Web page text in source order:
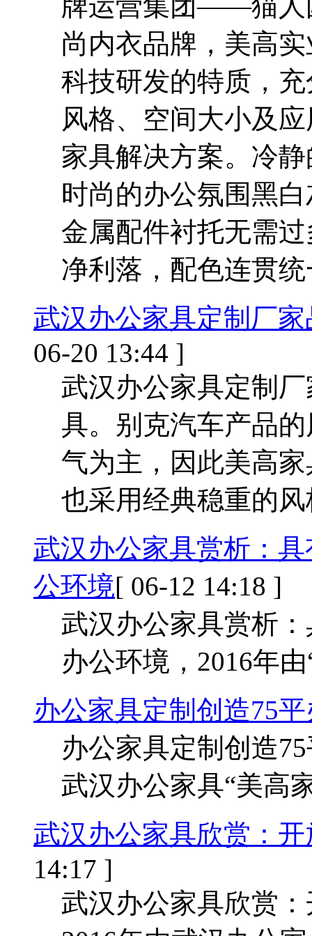
尚内衣品牌，美高
科技研发的特质，
风格、空间大小及
家具解决方案。冷
时尚的办公氛围黑
金属配件衬托无需
净利落，配色连贯
武汉办公家具定制厂
06-20 13:44 ]
武汉办公家具定制
具。别克汽车产品
气为主，因此美高
也采用经典稳重的
武汉办公家具赏析：
公环境[ 06-12 14:18 ]
武汉办公家具赏析
办公环境，2016年
办公家具定制创造75
办公家具定制创造
武汉办公家具“美高
武汉办公家具欣赏：
14:17 ]
武汉办公家具欣赏